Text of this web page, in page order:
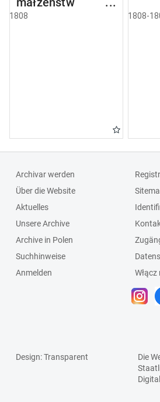
zgonów
1808 1808-
Archivar werden
Über die Website
Aktuelles
Unsere Archive
Archive in Polen
Suchhinweise
Anmelden
Design: Transparent
Die